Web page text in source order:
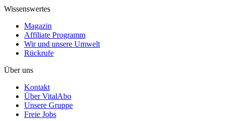
Wissenswertes
Magazin
Affiliate Programm
Wir und unsere Umwelt
Rückrufe
Über uns
Kontakt
Über VitalAbo
Unsere Gruppe
Freie Jobs